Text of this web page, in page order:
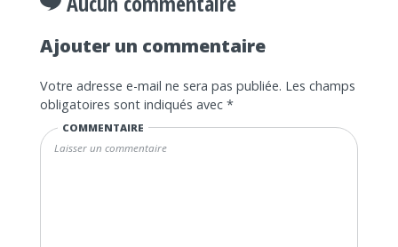
Ajouter un commentaire
Votre adresse e-mail ne sera pas publiée. Les champs
obligatoires sont indiqués avec *
COMMENTAIRE